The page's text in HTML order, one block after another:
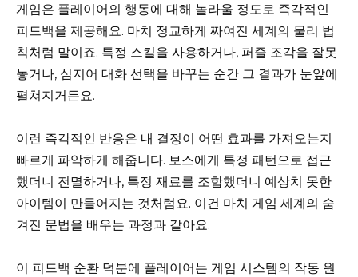
게임은 플레이어의 행동에 대해 놀라울 정도로 즉각적인
피드백을 제공해요. 마치 정교하게 짜여진 세계의 물리 법
칙처럼 말이죠. 특정 스킬을 사용하거나, 퍼즐 조각을 잘못
놓거나, 심지어 대화 선택을 바꾸는 순간 그 결과가 눈앞에
펼쳐지거든요.
이런 즉각적인 반응은 내 결정이 어떤 효과를 가져오는지
빠르게 파악하게 해줍니다. 보스에게 특정 패턴으로 접근
했더니 전멸하거나, 특정 재료를 조합했더니 예상치 못한
아이템이 만들어지는 것처럼요. 이건 마치 게임 세계의 숨
겨진 문법을 배우는 과정과 같아요.
이 피드백 순환 덕분에 플레이어는 게임 시스템의 작동 원